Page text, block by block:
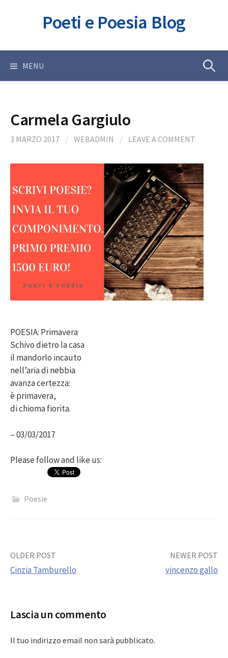
Poeti e Poesia Blog
MENU Ricerca
Carmela Gargiulo
3 MARZO 2017 / WEBADMIN / LEAVE A COMMENT
POESIA: Primavera
Schivo dietro la casa
il mandorlo incauto
nell’aria di nebbia
avanza certezza:
è primavera,
di chioma fiorita.
– 03/03/2017
Please follow and like us:
Poesie
Post
OLDER POST
Cinzia Tamburello
NEWER POST
vincenzo gallo
Lascia un commento
Il tuo indirizzo email non sarà pubblicato.